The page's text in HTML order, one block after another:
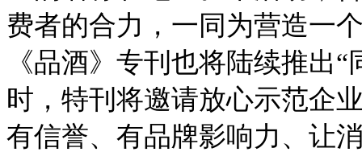
费者的合力，一同为营造一
《品酒》专刊也将陆续推出
时，特刊将邀请放心示范企
有信誉、有品牌影响力、让